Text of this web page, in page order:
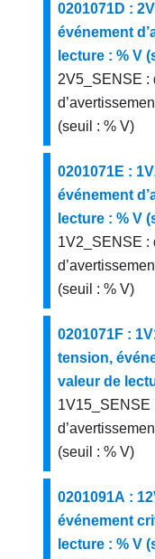
0201071D :
événement
lecture : % V
2V5_SENSE :
(seuil : % V)
0201071E :
événement
lecture : % V
1V2_SENSE :
(seuil : % V)
0201071F :
tension,
valeur de
1V15_SENSE
(seuil : % V)
0201091A :
événement
lecture : % V